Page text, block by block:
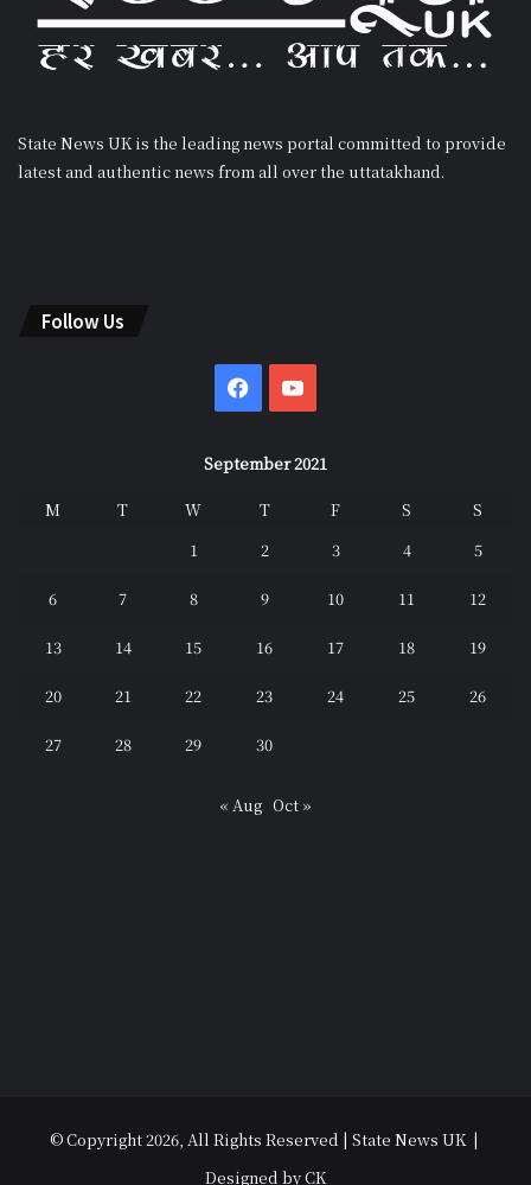
State News UK is the leading news portal committed to provide
latest and authentic news from all over the uttatakhand.
Follow Us
Facebook
September 2021
M T W T F S
S
1
2 3 4 5
6 7 8 9 10 11 12
13 14 15 16 17 18 19
20 21 22 23 24 25 26
27 28 29 30
« Aug Oct »
© Copyright 2026, All Rights Reserved | State News UK |
Designed by CK